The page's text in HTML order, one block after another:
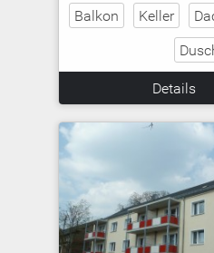
Balkon Keller
Details